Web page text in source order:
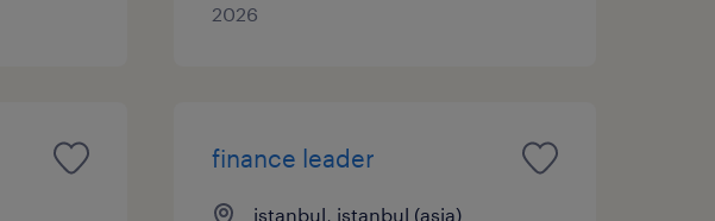
2026
finance leader
istanbul, istanbul (asia)